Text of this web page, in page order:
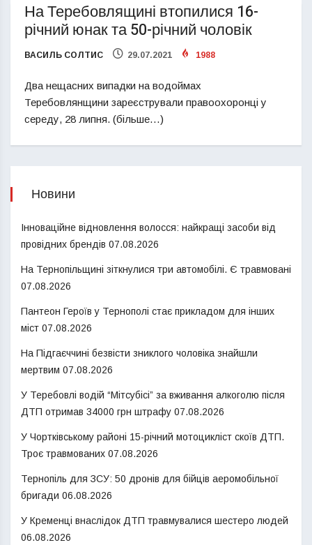
На Теребовлящині втопилися 16-
річний юнак та 50-річний чоловік
ВАСИЛЬ СОЛТИС 29.07.2021 1988
Два нещасних випадки на водоймах
Теребовлянщини зареєстрували правоохоронці у
середу, 28 липня. (більше…)
Новини
Інноваційне відновлення волосся: найкращі засоби від
провідних брендів 07.08.2026
На Тернопільщині зіткнулися три автомобілі. Є травмовані
07.08.2026
Пантеон Героїв у Тернополі стає прикладом для інших
міст 07.08.2026
На Підгаєччині безвісти зниклого чоловіка знайшли
мертвим 07.08.2026
У Теребовлі водій “Мітсубісі” за вживання алкоголю після
ДТП отримав 34000 грн штрафу 07.08.2026
У Чортківському районі 15-річний мотоцикліст скоїв ДТП.
Троє травмованих 07.08.2026
Тернопіль для ЗСУ: 50 дронів для бійців аеромобільної
бригади 06.08.2026
У Кременці внаслідок ДТП травмувалися шестеро людей
06.08.2026